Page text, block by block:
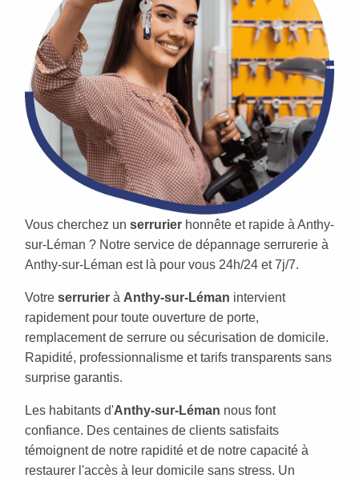
Vous cherchez un serrurier honnête et rapide à Anthy-
sur-Léman ? Notre service de dépannage serrurerie à
Anthy-sur-Léman est là pour vous 24h/24 et 7j/7.
Votre serrurier à Anthy-sur-Léman intervient
rapidement pour toute ouverture de porte,
remplacement de serrure ou sécurisation de domicile.
Rapidité, professionnalisme et tarifs transparents sans
surprise garantis.
Les habitants d'Anthy-sur-Léman nous font
confiance. Des centaines de clients satisfaits
témoignent de notre rapidité et de notre capacité à
restaurer l'accès à leur domicile sans stress. Un